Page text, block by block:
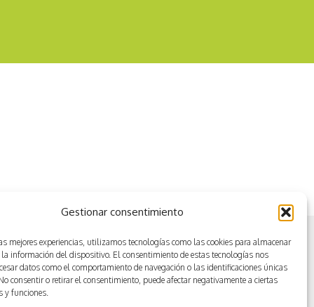
Gestionar consentimiento
mejores experiencias, utilizamos tecnologías como las cookies para almacenar
la información del dispositivo. El consentimiento de estas tecnologías nos
datos como el comportamiento de navegación o las identificaciones únicas
consentir o retirar el consentimiento, puede afectar negativamente a ciertas
y funciones.
motor